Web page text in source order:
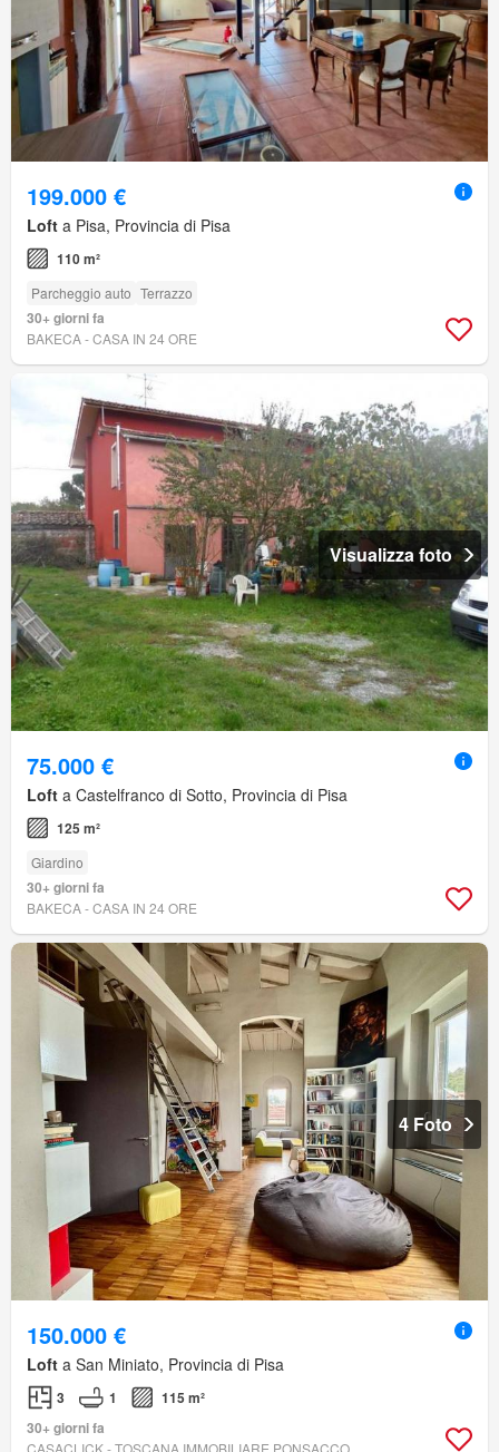
199.000 €
Loft a Pisa, Provincia di Pisa
110 m²
Parcheggio auto Terrazzo
30+ giorni fa
BAKECA - CASA IN 24 ORE
Visualizza foto
75.000 €
Loft a Castelfranco di Sotto, Provincia di Pisa
125 m²
Giardino
30+ giorni fa
BAKECA - CASA IN 24 ORE
4 Foto
150.000 €
Loft a San Miniato, Provincia di Pisa
3 1
115 m²
30+ giorni fa